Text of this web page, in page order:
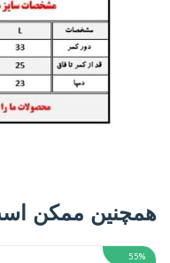
همچنین ممکن
55%